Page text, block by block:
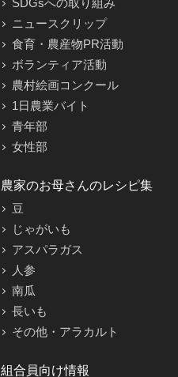
SDGsへの取り組み
ニュースクリップ
食育・農産物PR活動
ボランティア活動
農村絵画コンクール
1日農業バイト
青年部
女性部
農家のお母さんのレシピ集
豆
じゃがいも
アスパラガス
人参
南瓜
長いも
その他・アラカルト
組合員向け情報